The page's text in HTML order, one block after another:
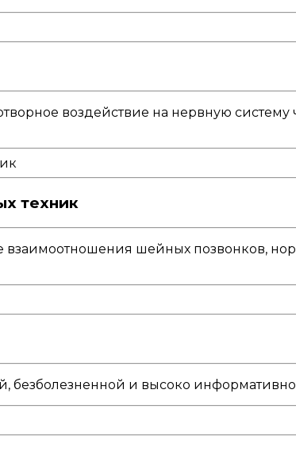
воздействие на нервную систему
техник
шейных позвонков,
безболезненной и высоко